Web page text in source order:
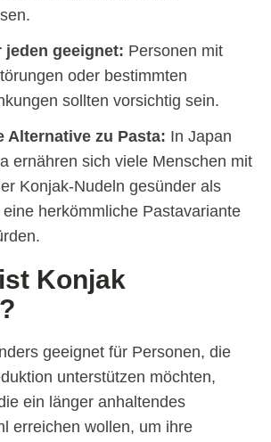
jeden geeignet: Personen mit
oder bestimmten
sollten vorsichtig sein.
Alternative zu Pasta: In Japan
ernähren sich viele Menschen mit
Konjak-Nudeln gesünder als
herkömmliche Pastavariante
Konjak
geeignet für Personen, die
unterstützen möchten,
ein länger anhaltendes
erreichen wollen, um ihre